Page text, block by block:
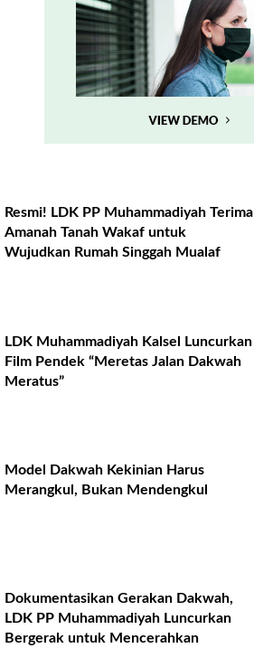
Resmi! LDK PP Muhammadiyah Terima
Amanah Tanah Wakaf untuk
Wujudkan Rumah Singgah Mualaf
LDK Muhammadiyah Kalsel Luncurkan
Film Pendek “Meretas Jalan Dakwah
Meratus”
Model Dakwah Kekinian Harus
Merangkul, Bukan Mendengkul
Dokumentasikan Gerakan Dakwah,
LDK PP Muhammadiyah Luncurkan
Bergerak untuk Mencerahkan